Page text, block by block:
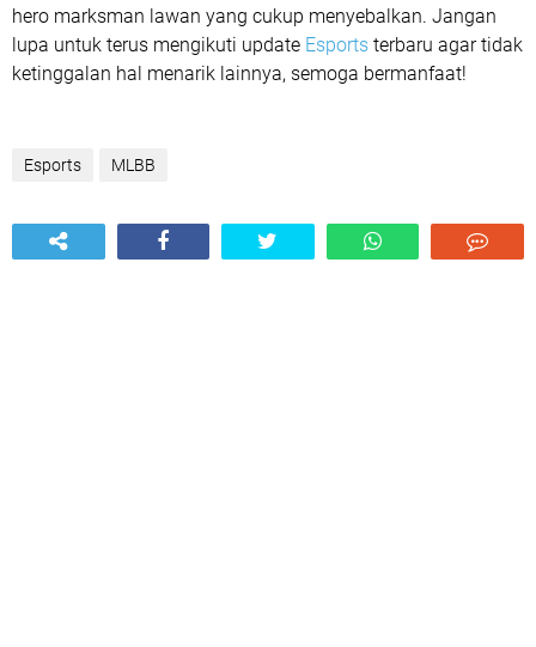
hero marksman lawan yang cukup menyebalkan. Jangan
lupa untuk terus mengikuti update Esports terbaru agar tidak
ketinggalan hal menarik lainnya, semoga bermanfaat!
Esports MLBB